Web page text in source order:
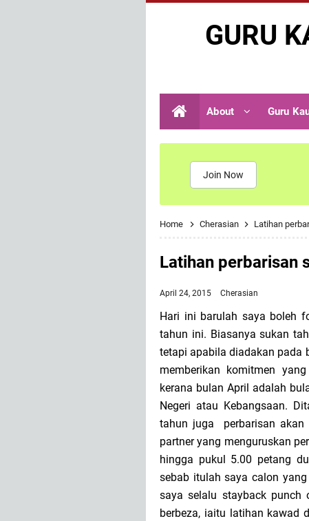
GURU
About Guru
Join Now
Home Cherasian Latihan
Latihan perbarisan
April 24, 2015 Cherasian
Hari ini barulah saya boleh
tahun ini. Biasanya sukan
tetapi apabila diadakan pada
memberikan komitmen
kerana bulan April adalah
Negeri atau Kebangsaan.
tahun juga perbarisan akan
partner yang menguruskan
hingga pukul 5.00 petang
sebab itulah saya calon
saya selalu stayback
berbeza, iaitu latihan kawad